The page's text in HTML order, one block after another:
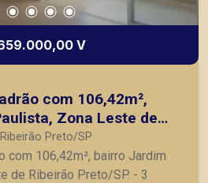
V
com 106,42m²,
Zona Leste de
Preto/SP
com 106,42m², bairro Jardim
Ribeirão Preto/SP. - 3